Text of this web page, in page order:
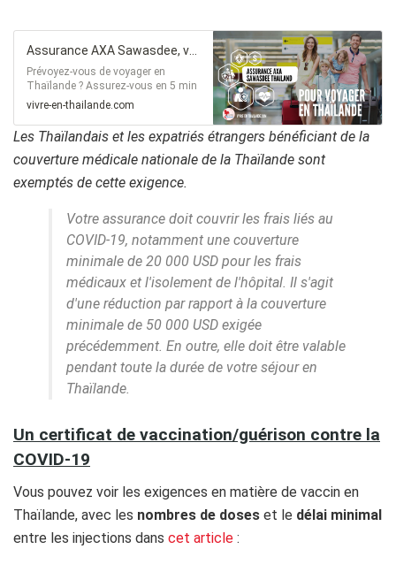
Assurance AXA Sawasdee, votre assurance santé pour le Thailand Pass
Prévoyez-vous de voyager en
Thaïlande ? Assurez-vous en 5 min
en ligne avec l'assurance AXA
pour le Thailand Pass
vivre-en-thailande.com
Les Thaïlandais et les expatriés étrangers bénéficiant de la
couverture médicale nationale de la Thaïlande sont
exemptés de cette exigence.
Votre assurance doit couvrir les frais liés au
COVID-19, notamment une couverture
minimale de 20 000 USD pour les frais
médicaux et l'isolement de l'hôpital. Il s'agit
d'une réduction par rapport à la couverture
minimale de 50 000 USD exigée
précédemment. En outre, elle doit être valable
pendant toute la durée de votre séjour en
Thaïlande.
Un certificat de vaccination/guérison contre la
COVID-19
Vous pouvez voir les exigences en matière de vaccin en
Thaïlande, avec les nombres de doses et le délai minimal
entre les injections dans cet article :